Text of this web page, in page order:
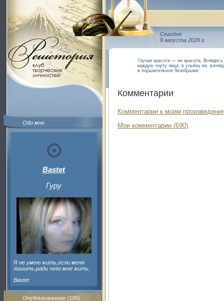
Обо мне
Bastet
Гуру
Я не умею жить,если меня
лишить,ради чего мне жить.
Bastet
Опубликованное (185)
Сегодня
9 августа 2026 г.
Глупая красота — не красота.
каждую черту лица, в улыбку ее,
в поразительное безобразие
Комментарии
Комментарии к моим
Мои комментарии (690)